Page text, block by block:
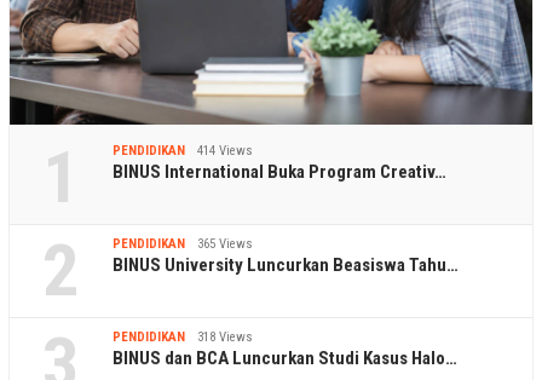
1 PENDIDIKAN 414 Views
BINUS International Buka Program Creativ…
2 PENDIDIKAN 365 Views
BINUS University Luncurkan Beasiswa Tahu…
PENDIDIKAN 318 Views
BINUS dan BCA Luncurkan Studi Kasus Halo…